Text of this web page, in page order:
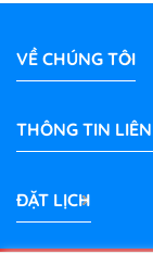
VỀ CHÚNG TÔI
THÔNG TIN
ĐẶT LỊCH